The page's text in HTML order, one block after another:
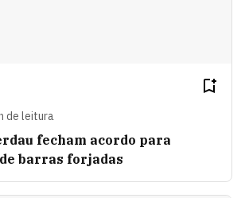
de leitura
fecham acordo para
barras forjadas